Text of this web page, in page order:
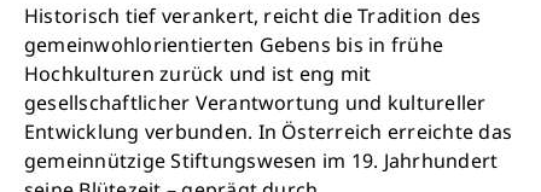
Historisch tief verankert, reicht die Tradition des
gemeinwohlorientierten Gebens bis in frühe
Hochkulturen zurück und ist eng mit
gesellschaftlicher Verantwortung und kultureller
Entwicklung verbunden. In Österreich erreichte das
gemeinnützige Stiftungswesen im 19. Jahrhundert